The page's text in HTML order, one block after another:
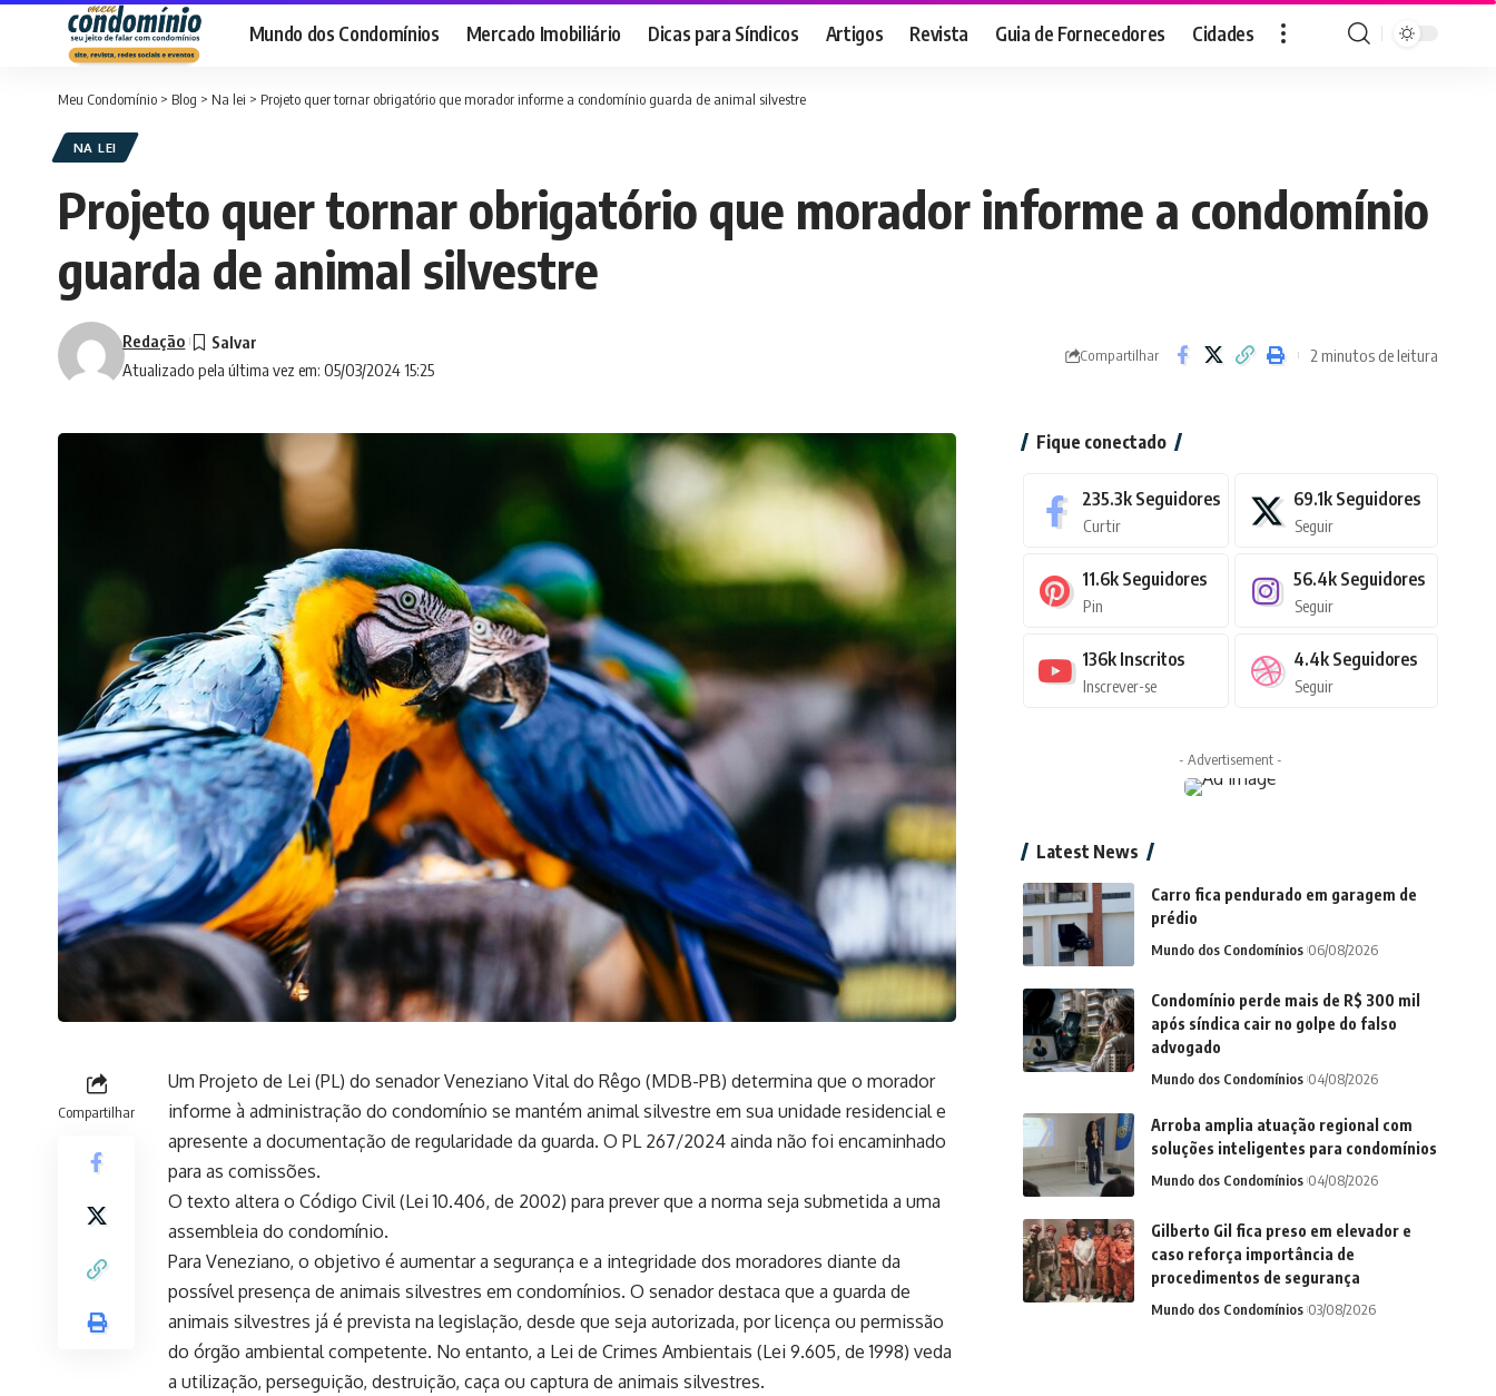
Mundo dos Condomínios Mercado Imobiliário Dicas para Síndicos Artigos Revista Guia de Fornecedores Cidades
Meu Condomínio > Blog > Na lei > Projeto quer tornar obrigatório que morador informe a condomínio guarda de animal silvestre
NA LEI
Projeto quer tornar obrigatório que morador informe a condomínio
guarda de animal silvestre
Atualizado pela última vez em: 05/03/2024 15:25
Redação
Compartilhar 2 minutos de leitura
Compartilhar
Um Projeto de Lei (PL) do senador Veneziano Vital do Rêgo (MDB-PB) determina que o morador
informe à administração do condomínio se mantém animal silvestre em sua unidade residencial e
apresente a documentação de regularidade da guarda. O PL 267/2024 ainda não foi encaminhado
para as comissões.
O texto altera o Código Civil (Lei 10.406, de 2002) para prever que a norma seja submetida a uma
assembleia do condomínio.
Para Veneziano, o objetivo é aumentar a segurança e a integridade dos moradores diante da
possível presença de animais silvestres em condomínios. O senador destaca que a guarda de
animais silvestres já é prevista na legislação, desde que seja autorizada, por licença ou permissão
do órgão ambiental competente. No entanto, a Lei de Crimes Ambientais (Lei 9.605, de 1998) veda
a utilização, perseguição, destruição, caça ou captura de animais silvestres.
Fique conectado
235.3k Seguidores
Curtir
69.1k Seguidores
Seguir
11.6k Seguidores
Pin
56.4k Seguidores
Seguir
136k Inscritos
Inscrever-se
4.4k Seguidores
Seguir
- Advertisement -
Latest News
Carro fica pendurado em garagem de
prédio
Mundo dos Condomínios 06/08/2026
Condomínio perde mais de R$ 300 mil
após síndica cair no golpe do falso
advogado
Mundo dos Condomínios 04/08/2026
Arroba amplia atuação regional com
soluções inteligentes para condomínios
Mundo dos Condomínios 04/08/2026
Gilberto Gil fica preso em elevador e
caso reforça importância de
procedimentos de segurança
Mundo dos Condomínios 03/08/2026